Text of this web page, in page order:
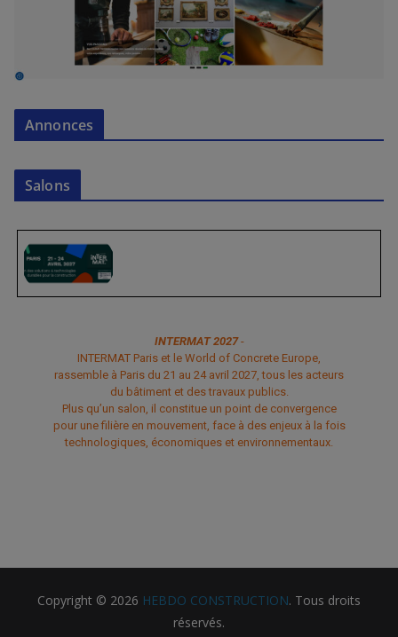
Annonces
Salons
INTERMAT 2027-
INTERMAT Paris et le World of Concrete Europe,
rassemble à Paris du 21 au 24 avril 2027, tous les acteurs
du bâtiment et des travaux publics.
Plus qu’un salon, il constitue un point de convergence
pour une filière en mouvement, face à des enjeux à la fois
technologiques, économiques et environnementaux.
Copyright © 2026 HEBDO CONSTRUCTION. Tous droits
réservés.